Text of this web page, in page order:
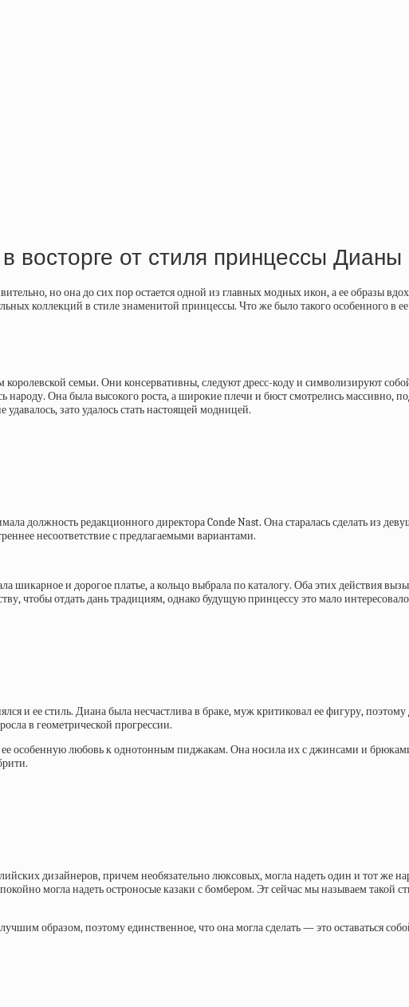
восторге от стиля принцессы Дианы
но она до сих пор остается одной из главных модных икон, а ее образы
коллекций в стиле знаменитой принцессы. Что же было такого особенного в ее
семьи. Они консервативны, следуют дресс-коду и символизируют
Она была высокого роста, а широкие плечи и бюст смотрелись массивно,
зато удалось стать настоящей модницей.
должность редакционного директора Conde Nast. Она старалась сделать из
несоответствие с предлагаемыми вариантами.
шикарное и дорогое платье, а кольцо выбрала по каталогу. Оба этих действия
чтобы отдать дань традициям, однако будущую принцессу это мало
и ее стиль. Диана была несчастлива в браке, муж критиковал ее фигуру,
в геометрической прогрессии.
особенную любовь к однотонным пиджакам. Она носила их с джинсами и
дизайнеров, причем необязательно люксовых, могла надеть один и тот же
могла надеть остроносые казаки с бомбером. Эт сейчас мы называем такой
образом, поэтому единственное, что она могла сделать — это оставаться